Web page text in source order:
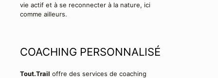
vie actif et à se reconnecter à la nature, ici
comme ailleurs.
COACHING PERSONNALISÉ
Tout.Trail offre des services de coaching